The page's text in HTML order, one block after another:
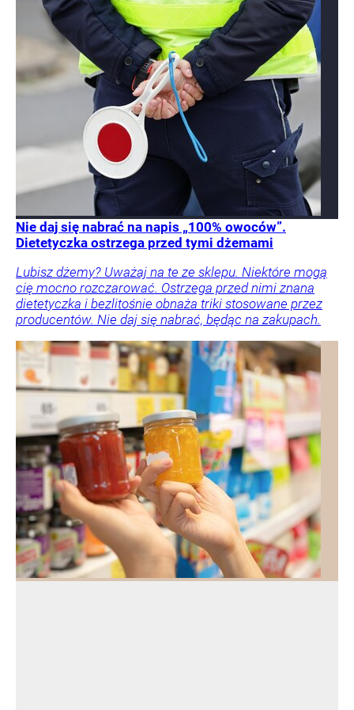
Nie daj się nabrać na napis „100% owoców”.
Dietetyczka ostrzega przed tymi dżemami
Lubisz dżemy? Uważaj na te ze sklepu. Niektóre mogą
cię mocno rozczarować. Ostrzega przed nimi znana
dietetyczka i bezlitośnie obnaża triki stosowane przez
producentów. Nie daj się nabrać, będąc na zakupach.